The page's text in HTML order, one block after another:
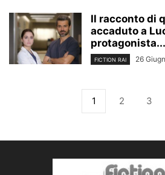
Il racconto di
accaduto a
protagonista...
FICTION RAI 26
1 2 3